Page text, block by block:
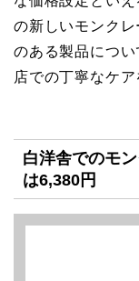
の新しいモンク
のある製品につ
店での丁寧なケ
白洋舎でのモ
は6,380円